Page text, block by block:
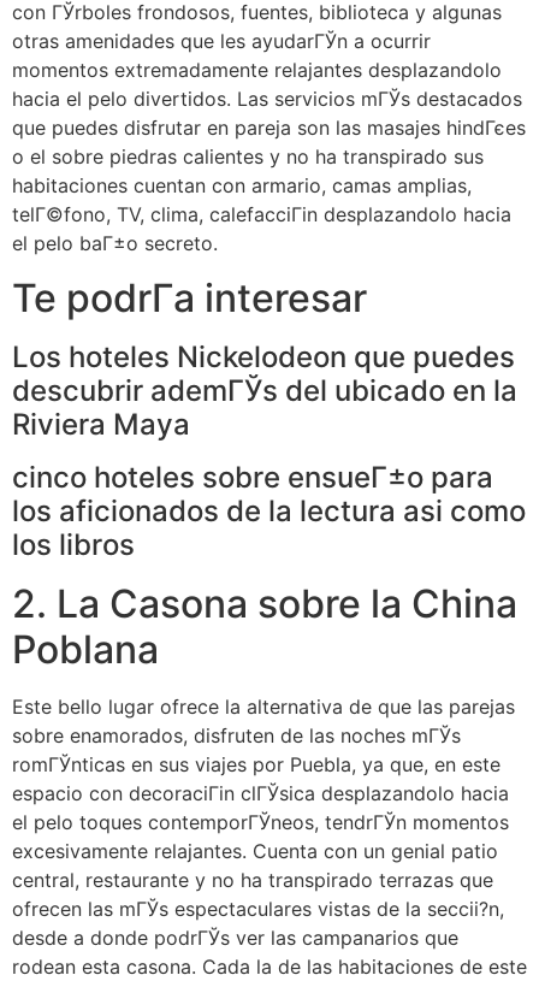
con ГЎrboles frondosos, fuentes, biblioteca y algunas
otras amenidades que les ayudarГЎn a ocurrir
momentos extremadamente relajantes desplazandolo
hacia el pelo divertidos. Las servicios mГЎs destacados
que puedes disfrutar en pareja son las masajes hindГєes
o el sobre piedras calientes y no ha transpirado sus
habitaciones cuentan con armario, camas amplias,
telГ©fono, TV, clima, calefacciГіn desplazandolo hacia
el pelo baГ±o secreto.
Te podrГ­a interesar
Los hoteles Nickelodeon que puedes
descubrir ademГЎs del ubicado en la
Riviera Maya
cinco hoteles sobre ensueГ±o para
los aficionados de la lectura asi­ como
los libros
2. La Casona sobre la China
Poblana
Este bello lugar ofrece la alternativa de que las parejas
sobre enamorados, disfruten de las noches mГЎs
romГЎnticas en sus viajes por Puebla, ya que, en este
espacio con decoraciГіn clГЎsica desplazandolo hacia
el pelo toques contemporГЎneos, tendrГЎn momentos
excesivamente relajantes. Cuenta con un genial patio
central, restaurante y no ha transpirado terrazas que
ofrecen las mГЎs espectaculares vistas de la seccii?n,
desde a donde podrГЎs ver las campanarios que
rodean esta casona. Cada la de las habitaciones de este